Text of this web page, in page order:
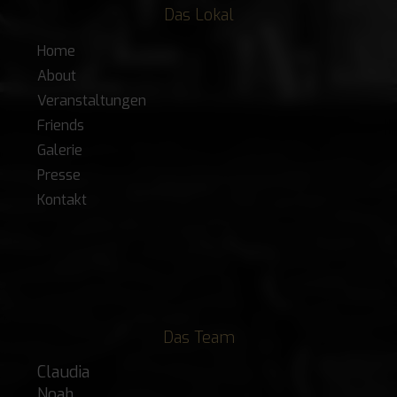
Das Lokal
Home
About
Veranstaltungen
Friends
Galerie
Presse
Kontakt
Das Team
Claudia